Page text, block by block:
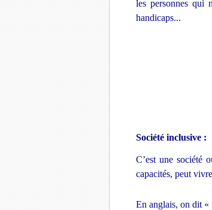
les personnes qui
handicaps...
Société inclusive :
C’est une société
capacités, peut
En anglais, on dit